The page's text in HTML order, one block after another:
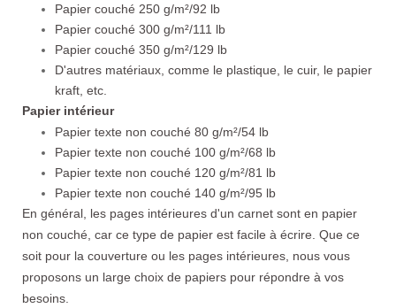
Papier couché 250 g/m²/92 lb
Papier couché 300 g/m²/111 lb
Papier couché 350 g/m²/129 lb
D'autres matériaux, comme le plastique, le cuir, le papier
kraft, etc.
Papier intérieur
Papier texte non couché 80 g/m²/54 lb
Papier texte non couché 100 g/m²/68 lb
Papier texte non couché 120 g/m²/81 lb
Papier texte non couché 140 g/m²/95 lb
En général, les pages intérieures d'un carnet sont en papier
non couché, car ce type de papier est facile à écrire. Que ce
soit pour la couverture ou les pages intérieures, nous vous
proposons un large choix de papiers pour répondre à vos
besoins.